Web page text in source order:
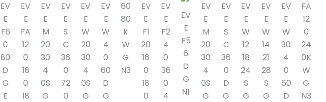
EV
E
F6
0
80
D
G
E
EV
E
FA
12
0
16
0
18
EV
E
M
20
30
4
0S
G
EV
E
S
C
36
0
72
0
EV
E
W
20
30
4
0S
G
EV
E
W
4
0
60
D
G
60
80
k
W
G
N3
EV
E
F1
20
16
0
18
0
EV
E
F2
4
0
36
0
4
EV
E
F5
6
D
G
N1
EV
E
M
20
30
4
0S
G
EV
E
S
C
36
0
D
G
EV
E
W
12
18
24
S
G
EV
E
W
14
21
28
S
G
EV
E
W
30
4
0
60
D
FA
12
0
24
0K
W
G
N3